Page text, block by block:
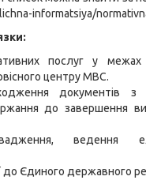
informatsiya/
послуг у межах
центру МВС.
документів
до завершення
ведення
до Єдиного державного